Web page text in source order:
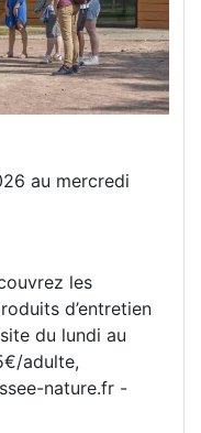
au mercredi
les
d’entretien
du lundi au
adulte,
nature.fr -